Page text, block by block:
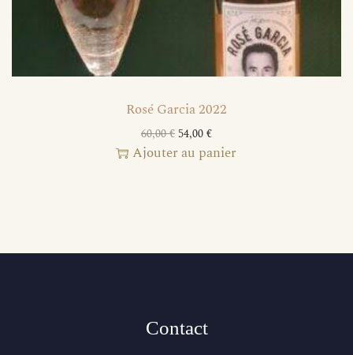
Rosé Garcia 2022
60,00€ 54,00€
Ajouter au panier
Contact